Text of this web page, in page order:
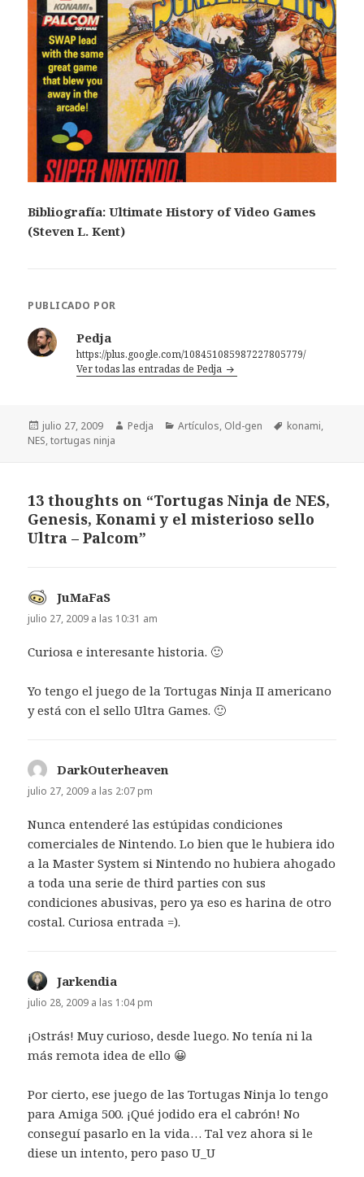
Bibliografía: Ultimate History of Video Games
(Steven L. Kent)
PUBLICADO POR
Pedja
https://plus.google.com/108451085987227805779/
Ver todas las entradas de Pedja
Publicado
el
julio 27, 2009 Autor
Pedja Categorías
Artículos, Old-gen Etiquetas
konami,
NES,tortugas ninja
13 thoughts on “Tortugas Ninja de NES,
Genesis, Konami y el misterioso sello
Ultra – Palcom”
JuMaFaS
julio 27, 2009 a las 10:31 am
Curiosa e interesante historia. 🙂
Yo tengo el juego de la Tortugas Ninja II americano
y está con el sello Ultra Games. 🙂
DarkOuterheaven
julio 27, 2009 a las 2:07 pm
Nunca entenderé las estúpidas condiciones
comerciales de Nintendo. Lo bien que le hubiera ido
a la Master System si Nintendo no hubiera ahogado
a toda una serie de third parties con sus
condiciones abusivas, pero ya eso es harina de otro
costal. Curiosa entrada =).
Jarkendia
julio 28, 2009 a las 1:04 pm
¡Ostrás! Muy curioso, desde luego. No tenía ni la
más remota idea de ello 😀
Por cierto, ese juego de las Tortugas Ninja lo tengo
para Amiga 500. ¡Qué jodido era el cabrón! No
conseguí pasarlo en la vida… Tal vez ahora si le
diese un intento, pero paso U_U